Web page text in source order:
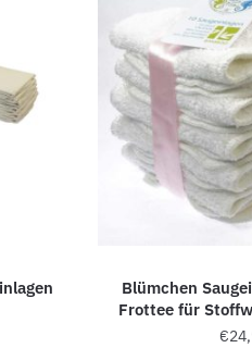
Blümchen
Frottee für
€